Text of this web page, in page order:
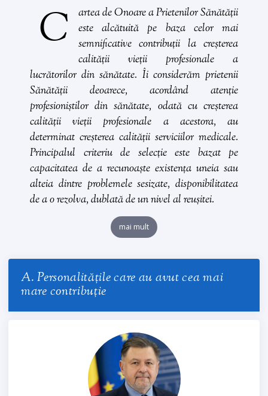
C artea deOnoare a Prietenilor Sănătății
este alcătuită pe baza celor mai
semnificative contribuții la creșterea
calității vieții profesionale a
lucrătorilor din sănătate. Îi considerăm prietenii
Sănătății deoarece, acordând atenție
profesioniștilor din sănătate, odată cu creșterea
calității vieții profesionale a acestora, au
determinat creșterea calității serviciilor medicale.
Principalul criteriu de selecție este bazat pe
capacitatea de a recunoaște existența uneia sau
alteia dintre problemele sesizate, disponibilitatea
de a o rezolva, dublată de un nivel al reușitei.
mai mult
A. Personalitățile care au avut cea mai
mare contribuție